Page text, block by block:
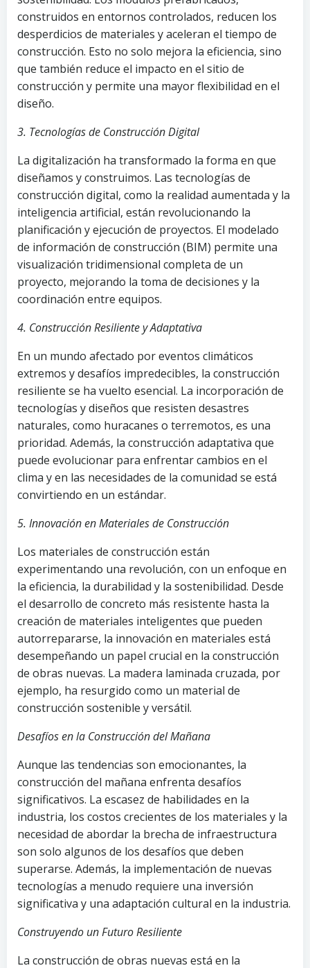
construidos en entornos controlados, reducen los
desperdicios de materiales y aceleran el tiempo de
construcción. Esto no solo mejora la eficiencia, sino
que también reduce el impacto en el sitio de
construcción y permite una mayor flexibilidad en el
diseño.
3. Tecnologías de Construcción Digital
La digitalización ha transformado la forma en que
diseñamos y construimos. Las tecnologías de
construcción digital, como la realidad aumentada y la
inteligencia artificial, están revolucionando la
planificación y ejecución de proyectos. El modelado
de información de construcción (BIM) permite una
visualización tridimensional completa de un
proyecto, mejorando la toma de decisiones y la
coordinación entre equipos.
4. Construcción Resiliente y Adaptativa
En un mundo afectado por eventos climáticos
extremos y desafíos impredecibles, la construcción
resiliente se ha vuelto esencial. La incorporación de
tecnologías y diseños que resisten desastres
naturales, como huracanes o terremotos, es una
prioridad. Además, la construcción adaptativa que
puede evolucionar para enfrentar cambios en el
clima y en las necesidades de la comunidad se está
convirtiendo en un estándar.
5. Innovación en Materiales de Construcción
Los materiales de construcción están
experimentando una revolución, con un enfoque en
la eficiencia, la durabilidad y la sostenibilidad. Desde
el desarrollo de concreto más resistente hasta la
creación de materiales inteligentes que pueden
autorrepararse, la innovación en materiales está
desempeñando un papel crucial en la construcción
de obras nuevas. La madera laminada cruzada, por
ejemplo, ha resurgido como un material de
construcción sostenible y versátil.
Desafíos en la Construcción del Mañana
Aunque las tendencias son emocionantes, la
construcción del mañana enfrenta desafíos
significativos. La escasez de habilidades en la
industria, los costos crecientes de los materiales y la
necesidad de abordar la brecha de infraestructura
son solo algunos de los desafíos que deben
superarse. Además, la implementación de nuevas
tecnologías a menudo requiere una inversión
significativa y una adaptación cultural en la industria.
Construyendo un Futuro Resiliente
La construcción de obras nuevas está en la